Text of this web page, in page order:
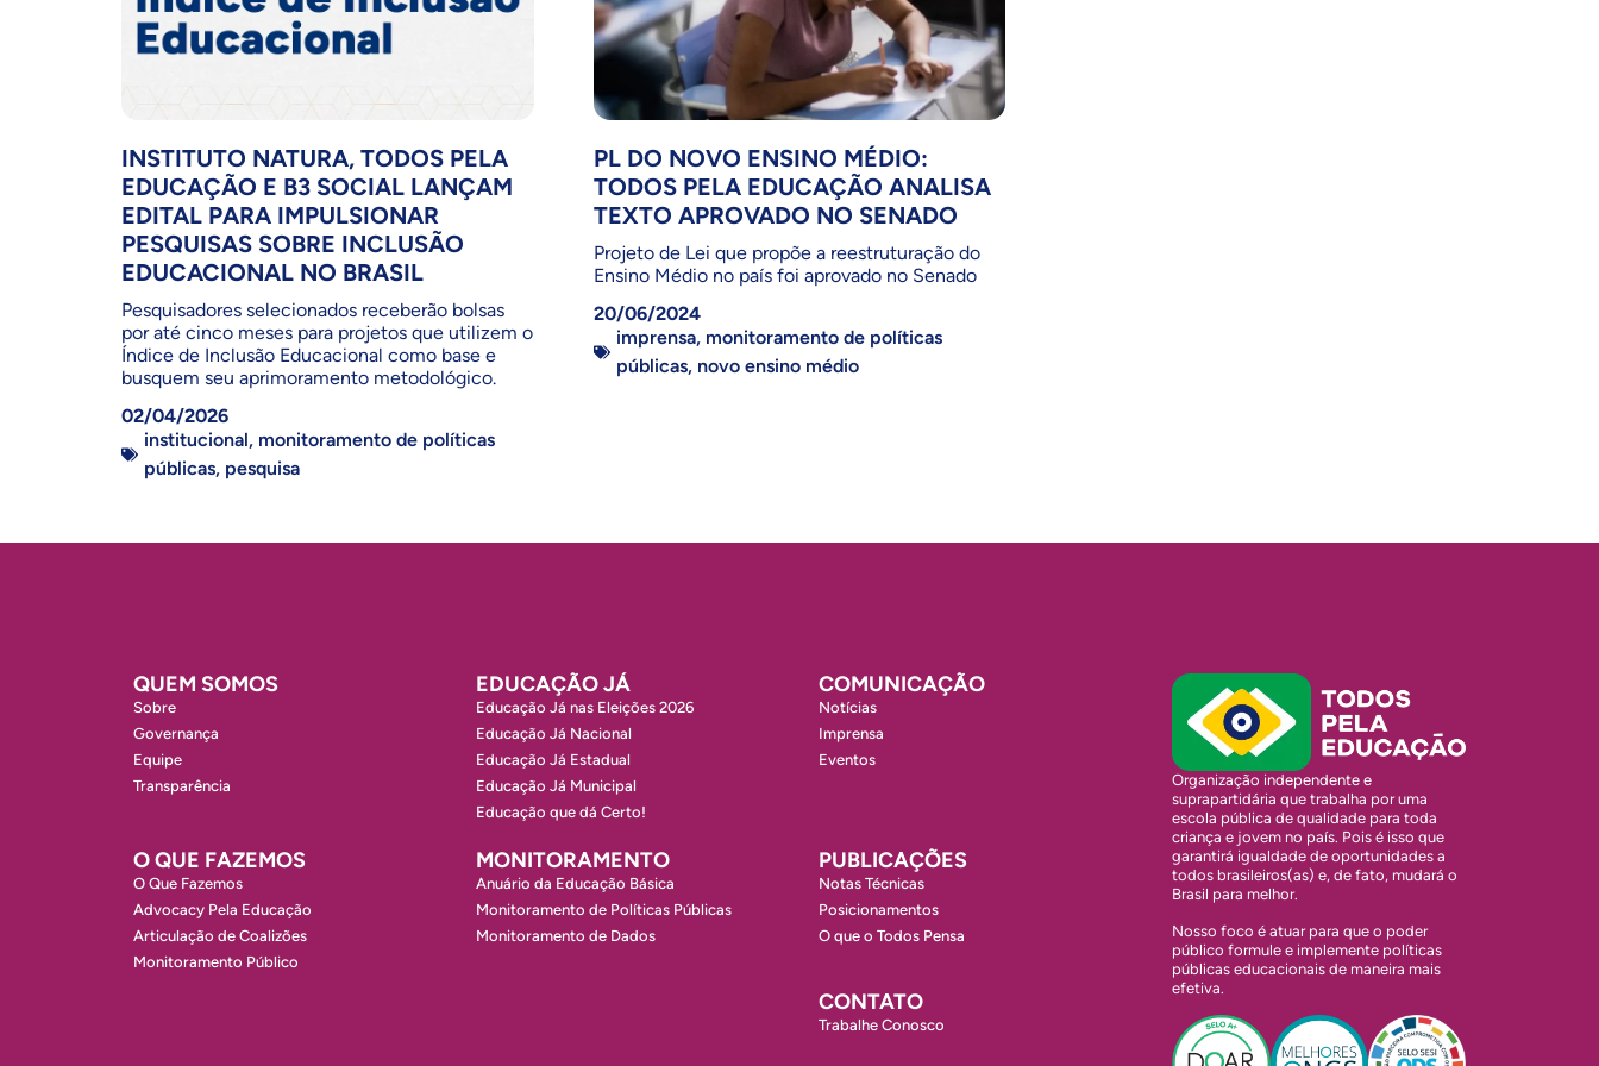
INSTITUTO NATURA, TODOS PELA
EDUCAÇÃO E B3 SOCIAL LANÇAM
EDITAL PARA IMPULSIONAR
PESQUISAS SOBRE INCLUSÃO
EDUCACIONAL NO BRASIL
Pesquisadores selecionados receberão bolsas
por até cinco meses para projetos que utilizem o
Índice de Inclusão Educacional como base e
busquem seu aprimoramento metodológico.
02/04/2026
institucional, monitoramento de políticas
públicas, pesquisa
PL DO NOVO ENSINO MÉDIO:
TODOS PELA EDUCAÇÃO ANALISA
TEXTO APROVADO NO SENADO
Projeto de Lei que propõe a reestruturação do
Ensino Médio no país foi aprovado no Senado
20/06/2024
imprensa, monitoramento de políticas
públicas, novo ensino médio
QUEM SOMOS
Sobre
Governança
Equipe
Transparência
EDUCAÇÃO JÁ
Educação Já nas Eleições 2026
Educação Já Nacional
Educação Já Estadual
Educação Já Municipal
Educação que dá Certo!
COMUNICAÇÃO
Notícias
Imprensa
Eventos
O QUE FAZEMOS
O Que Fazemos
Advocacy Pela Educação
Articulação de Coalizões
Monitoramento Público
MONITORAMENTO
Anuário da Educação Básica
Monitoramento de Políticas Públicas
Monitoramento de Dados
PUBLICAÇÕES
Notas Técnicas
Posicionamentos
O que o Todos Pensa
CONTATO
Trabalhe Conosco
Organização independente e
suprapartidária que trabalha por uma
escola pública de qualidade para toda
criança e jovem no país. Pois é isso que
garantirá igualdade de oportunidades a
todos brasileiros(as) e, de fato, mudará o
Brasil para melhor.
Nosso foco é atuar para que o poder
público formule e implemente políticas
públicas educacionais de maneira mais
efetiva.